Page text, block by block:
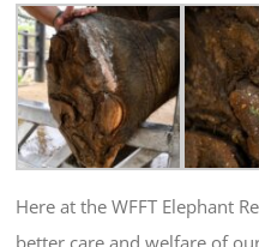
Here at the WFFT Elephant